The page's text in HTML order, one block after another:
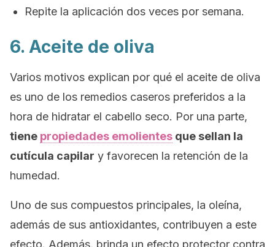
Repite la aplicación dos veces por semana.
6. Aceite de oliva
Varios motivos explican por qué el aceite de oliva
es uno de los remedios caseros preferidos a la
hora de hidratar el cabello seco. Por una parte,
tiene propiedades emolientes que sellan la
cutícula capilar y favorecen la retención de la
humedad.
Uno de sus compuestos principales, la oleína,
además de sus antioxidantes, contribuyen a este
efecto. Además, brinda un efecto protector contra